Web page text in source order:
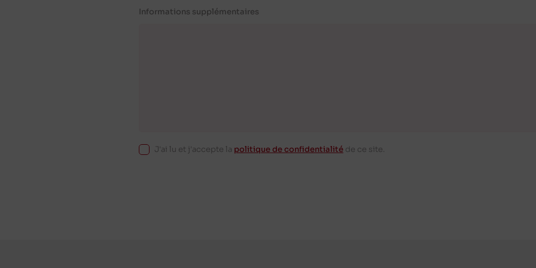
Informations supplémentaires
J'ai lu et j'accepte la politique de confidentialité de ce site.